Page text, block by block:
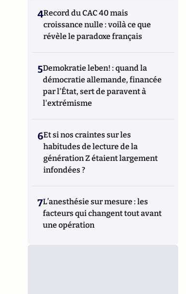
4Record du CAC 40 mais
croissance nulle : voilà ce que
révèle le paradoxe français
5Demokratie leben! : quand la
démocratie allemande, financée
par l'État, sert de paravent à
l'extrémisme
6Et si nos craintes sur les
habitudes de lecture de la
génération Z étaient largement
infondées ?
7L’anesthésie sur mesure : les
facteurs qui changent tout avant
une opération